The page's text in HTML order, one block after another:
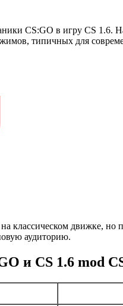
CS:GO в игру CS
типичных для
классическом движке,
аудиторию.
и CS 1.6 mod